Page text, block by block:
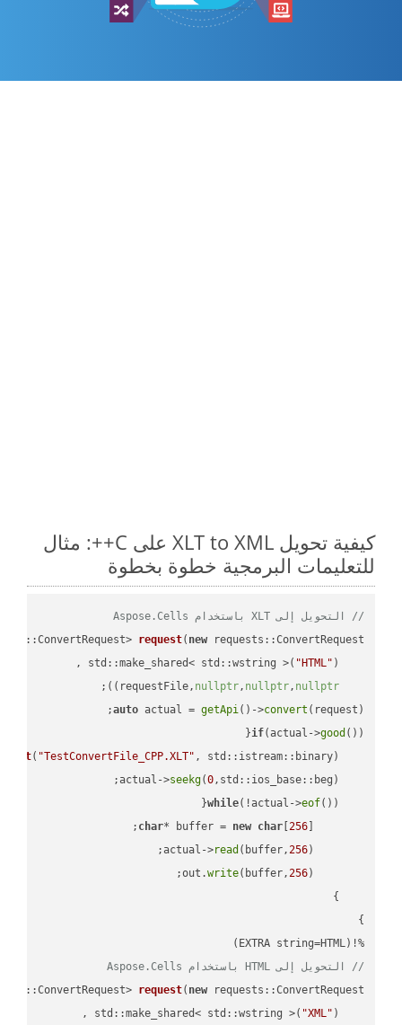
كيفية تحويل XLT to XML على C++: مثال
للتعليمات البرمجية خطوة بخطوة
// التحويل إلى XLT باستخدام Aspose.Cells
request( new
"HTML"
    requestFile,
nullptr, nullptr, nullptr
))
;
auto actual = getApi()->convert (request);
if(actual->good
out( "TestConvertFile_CPP.XLT" , std::istream::binary)
seekg(0
while(!actual->eof
char* buffer = new char[ 256
read (buffer,256
write(buffer,256
%!(EXTRA string=HTML)
// التحويل إلى HTML باستخدام Aspose.Cells
request( new
"XML"